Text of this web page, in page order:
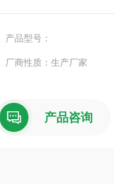
产品型号：
厂商性质：生产厂家
产品咨询